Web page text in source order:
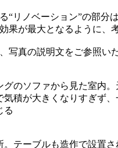
“リノベーション”の部分
果が最大となるように、
写真の説明文をご参照い
グのソファから見た室内
気積が大きくなりすぎず、
る
。テーブルも造作で設置